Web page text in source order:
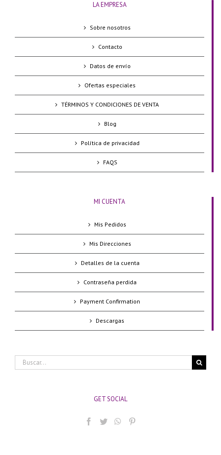
LA EMPRESA
Sobre nosotros
Contacto
Datos de envío
Ofertas especiales
TÉRMINOS Y CONDICIONES DE VENTA
Blog
Política de privacidad
FAQS
MI CUENTA
Mis Pedidos
Mis Direcciones
Detalles de la cuenta
Contraseña perdida
Payment Confirmation
Descargas
Buscar:
GET SOCIAL